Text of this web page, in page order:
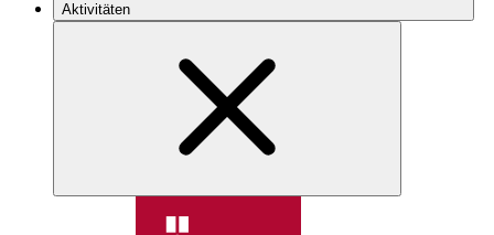
Aktivitäten